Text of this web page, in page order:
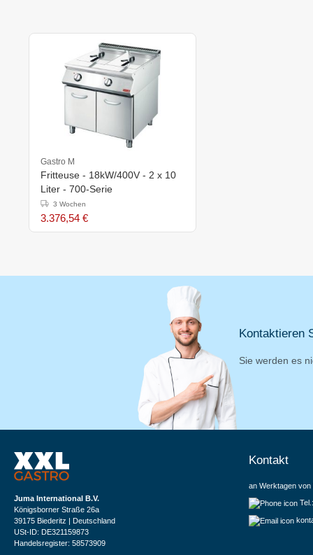
Gastro M
Fritteuse - 18kW/400V - 2 x 10
Liter - 700-Serie
3 Wochen
3.376,54 €
Kontaktieren
Sie werden es
Juma International B.V.
Königsborner Straße 26a
39175 Biederitz | Deutschland
USt-ID: DE321159873
Handelsregister: 58573909
Kontakt
an Werktagen